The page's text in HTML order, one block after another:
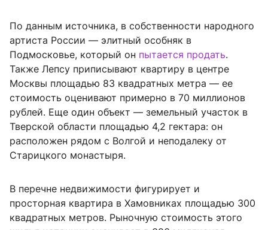
По данным источника, в собственности народного
артиста России — элитный особняк в
Подмосковье, который он пытается продать.
Также Лепсу приписывают квартиру в центре
Москвы площадью 83 квадратных метра — ее
стоимость оценивают примерно в 70 миллионов
рублей. Еще один объект — земельный участок в
Тверской области площадью 4,2 гектара: он
расположен рядом с Волгой и неподалеку от
Старицкого монастыря.
В перечне недвижимости фигурирует и
просторная квартира в Хамовниках площадью 300
квадратных метров. Рыночную стоимость этого